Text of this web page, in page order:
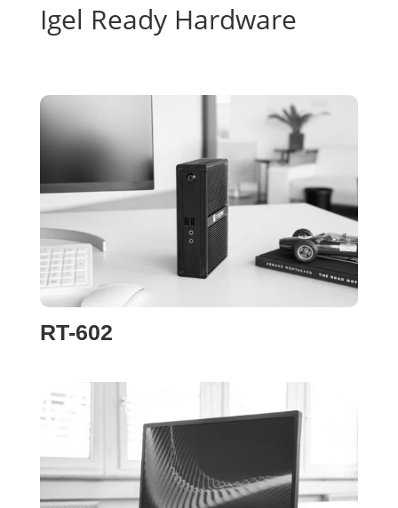
Igel Ready Hardware
RT-602